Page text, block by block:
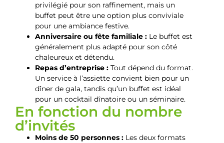
privilégié pour son raffinement, mais un
buffet peut être une option plus conviviale
pour une ambiance festive.
Anniversaire ou fête familiale : Le buffet est
généralement plus adapté pour son côté
chaleureux et détendu.
Repas d’entreprise : Tout dépend du format.
Un service à l’assiette convient bien pour un
dîner de gala, tandis qu’un buffet est idéal
pour un cocktail dînatoire ou un séminaire.
En fonction du nombre
d’invités
Moins de 50 personnes : Les deux formats